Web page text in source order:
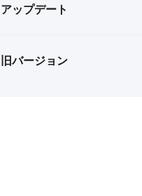
アップデート
旧バージョン